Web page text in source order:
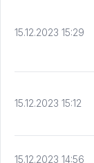
15.12.2023 15:29
15.12.2023 15:12
15.12.2023 14:56